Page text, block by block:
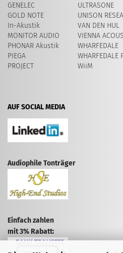
GENELEC
GOLD NOTE
In-Akustik
MONITOR AUDIO
PHONAR Akustik
PIEGA
PROJECT
ULTRASONE
UNISON
VAN DEN HUL
VIENNA
WHARFEDALE
WHARFEDALE
WiiM
AUF SOCIAL MEDIA
Audiophile Tonträger
Einfach zahlen
mit 3% Rabatt: